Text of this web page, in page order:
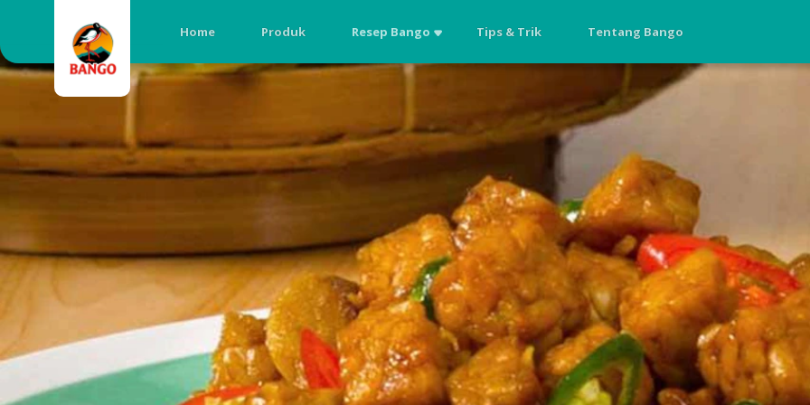
Home Produk Resep Bango Tips & Trik Tentang Bango